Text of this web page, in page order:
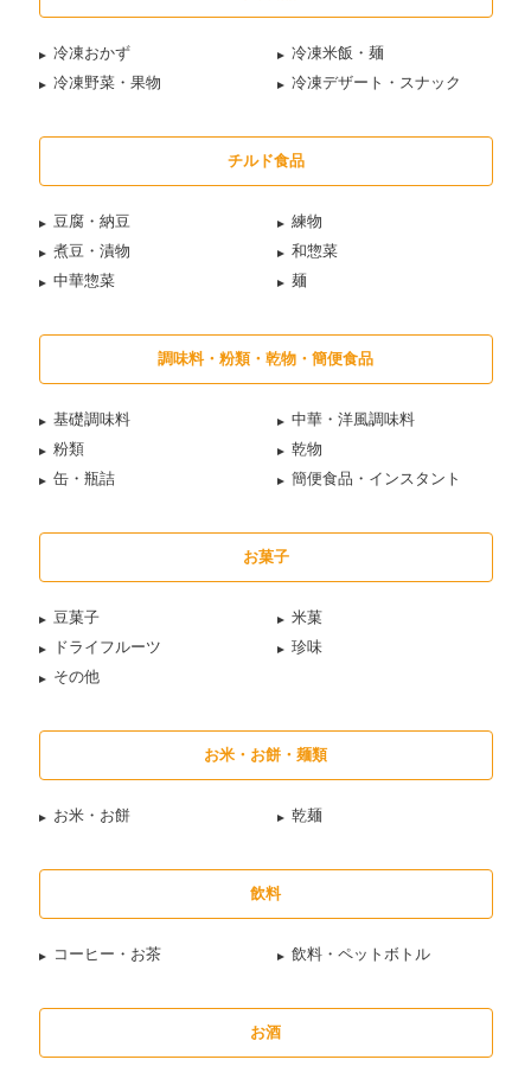
冷凍おかず
冷凍米飯・麺
冷凍野菜・果物
冷凍デザート・スナック
チルド食品
豆腐・納豆
練物
煮豆・漬物
和惣菜
中華惣菜
麺
調味料・粉類・乾物・簡便食品
基礎調味料
中華・洋風調味料
粉類
乾物
缶・瓶詰
簡便食品・インスタント
お菓子
豆菓子
米菓
ドライフルーツ
珍味
その他
お米・お餅・麺類
お米・お餅 乾麺
飲料
コーヒー・お茶 飲料・ペットボトル
お酒